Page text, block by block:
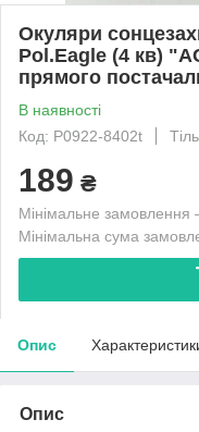
Окуляри
Pol.Eagle (4 кв)
прямого
В наявності
Код: P0922-8402t
189 ₴
Мінімальне замовлення
Мінімальна сума
Опис
Опис